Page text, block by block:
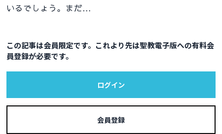
いるでしょう。まだ…
この記事は会員限定です。これより先は聖教電子版への有料会
員登録が必要です。
ログイン
会員登録